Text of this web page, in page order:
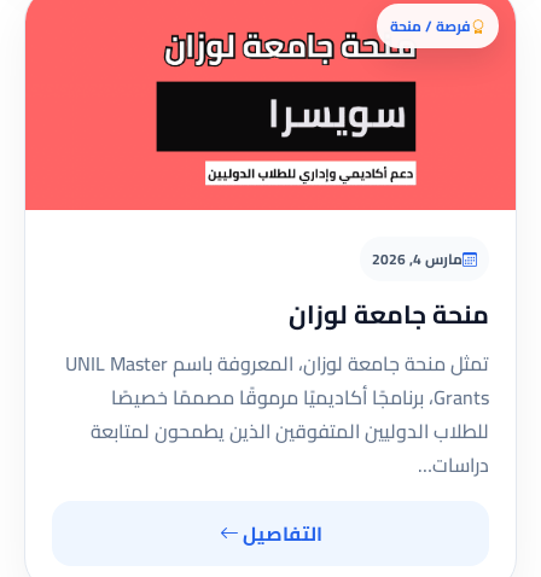
فرصة / منحة
مارس 4, 2026
منحة جامعة لوزان
تمثل منحة جامعة لوزان، المعروفة باسم UNIL Master
Grants، برنامجًا أكاديميًا مرموقًا مصممًا خصيصًا
للطلاب الدوليين المتفوقين الذين يطمحون لمتابعة
دراسات…
التفاصيل